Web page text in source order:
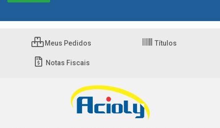
Meus Pedidos Títulos
Notas Fiscais